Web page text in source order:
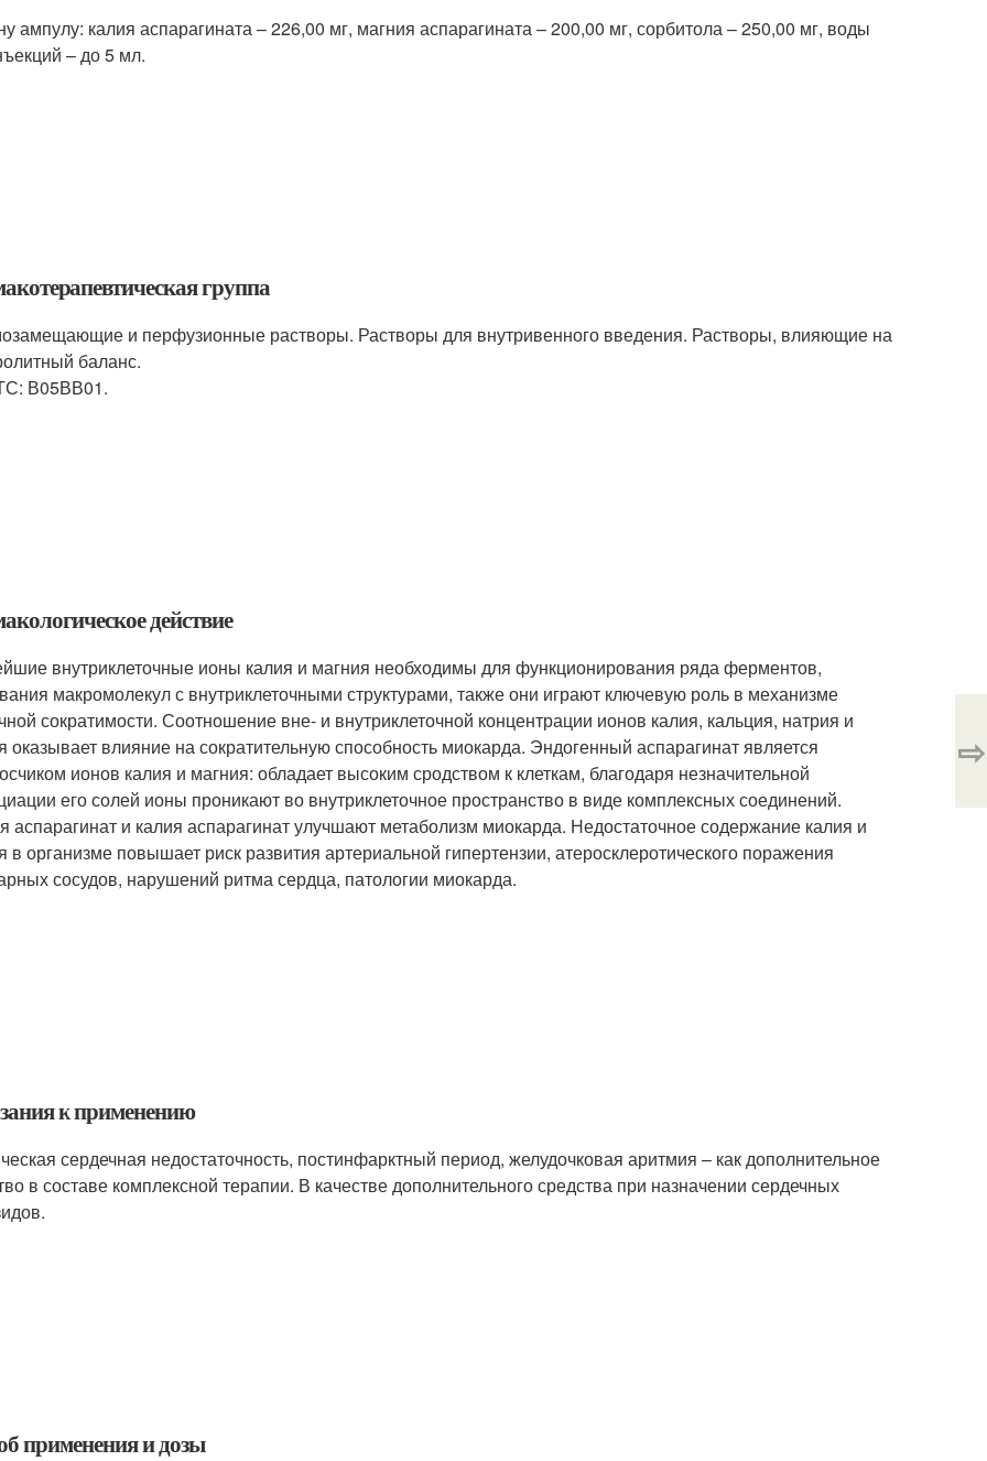
ампулу: калия аспарагината – 226,00 мг, магния аспарагината – 200,00 мг, сорбитола – 250,00 мг, воды
– до 5 мл.
группа
и перфузионные растворы. Растворы для внутривенного введения. Растворы, влияющие на
баланс.
В05ВВ01.
действие
внутриклеточные ионы калия и магния необходимы для функционирования ряда ферментов,
макромолекул с внутриклеточными структурами, также они играют ключевую роль в механизме
сократимости. Соотношение вне- и внутриклеточной концентрации ионов калия, кальция, натрия и
оказывает влияние на сократительную способность миокарда. Эндогенный аспарагинат является
ионов калия и магния: обладает высоким сродством к клеткам, благодаря незначительной
его солей ионы проникают во внутриклеточное пространство в виде комплексных соединений.
аспарагинат и калия аспарагинат улучшают метаболизм миокарда. Недостаточное содержание калия и
в организме повышает риск развития артериальной гипертензии, атеросклеротического поражения
сосудов, нарушений ритма сердца, патологии миокарда.
к применению
сердечная недостаточность, постинфарктный период, желудочковая аритмия – как дополнительное
в составе комплексной терапии. В качестве дополнительного средства при назначении сердечных
применения и дозы
⇨